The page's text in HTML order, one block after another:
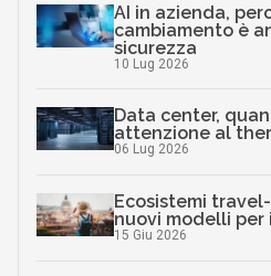
AI in azienda,
cambiamento è
sicurezza
10 Lug 2026
Data center,
attenzione al
06 Lug 2026
Ecosistemi
nuovi modelli per
15 Giu 2026